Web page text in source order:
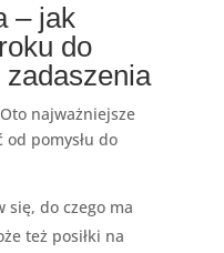
– jak
do
najważniejsze
pomysłu do
się, do czego ma
też posiłki na